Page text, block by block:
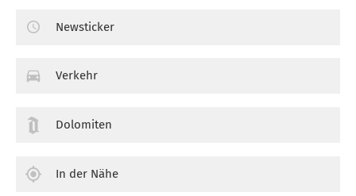
Newsticker
Verkehr
Dolomiten
In der Nähe